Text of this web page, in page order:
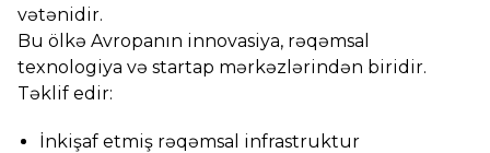
vətənidir.
Bu ölkə Avropanın innovasiya, rəqəmsal
texnologiya və startap mərkəzlərindən biridir.
Təklif edir:
İnkişaf etmiş rəqəmsal infrastruktur